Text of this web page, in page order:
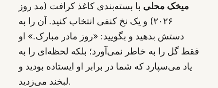
میخک محلی با بسته‌بندی کاغذ کرافت (مد روز
۲۰۲۶) و یک نخ کنفی انتخاب کنید. آن را به
دستش بدهید و بگویید: «روز مادر مبارک.» او
فقط گل را به خاطر نمی‌آورد؛ بلکه لحظه‌ای را به
یاد می‌سپارد که شما در برابر او ایستاده بودید و
لبخند می‌زدید.